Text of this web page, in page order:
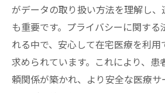
がデータの取り扱い方法を理解し、
も重要です。プライバシーに関する
れる中で、安心して在宅医療を利
求められています。これにより、患
頼関係が築かれ、より安全な医療